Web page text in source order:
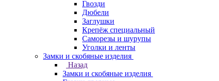
Гвозди
Дюбели
Заглушки
Крепёж специальный
Саморезы и шурупы
Уголки и ленты
Замки и скобяные изделия
Назад
Замки и скобяные изделия